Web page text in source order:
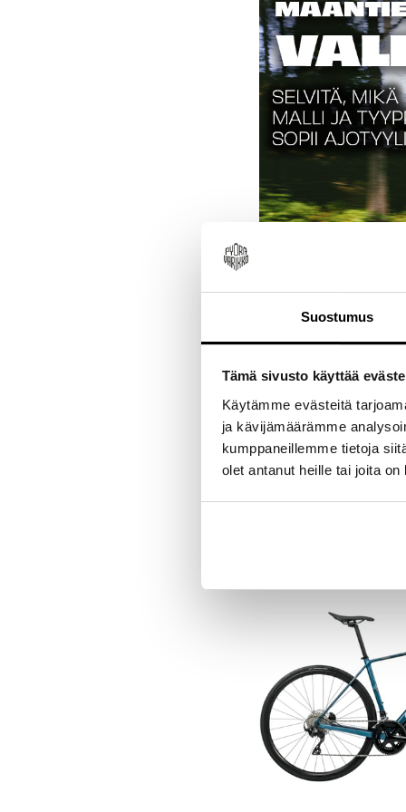
Suostumus
Tämä sivusto käyttää
Käytämme evästeitä
ja kävijämäärämme
kumppaneillemme tietoja
olet antanut heille tai joita